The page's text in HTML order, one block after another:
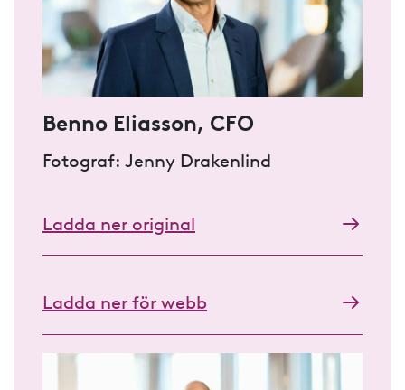
Benno Eliasson, CFO
Fotograf: Jenny Drakenlind
Ladda ner original
Ladda ner för webb